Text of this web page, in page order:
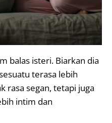
balas isteri. Biarkan dia
terasa lebih
rasa segan, tetapi juga
intim dan